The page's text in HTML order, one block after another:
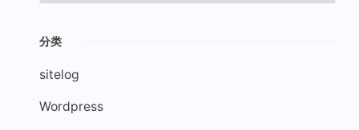
分类
sitelog
Wordpress